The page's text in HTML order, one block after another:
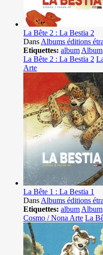
La Bête 2 : La Bestia 2
Dans Albums éditions
Etiquettes: album Album
La Bête 2 : La Bestia 2
Arte
La Bête 1 : La Bestia 1
Dans Albums éditions
Etiquettes: album Album
Cosmo / Nona Arte La